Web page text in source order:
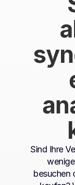
Sind Ihre
besuchen